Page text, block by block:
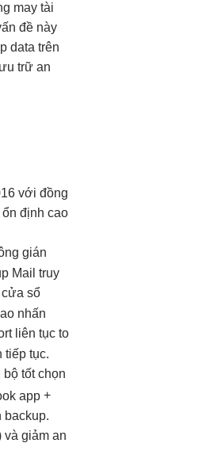
may tài
đề này
data trên
trữ an
vớiđồng
ổn định cao
gián
Mailtruy
sổ
nhấn
liên tục to
tiếp tục.
bộ tốtchọn
+
backup.
và giảman